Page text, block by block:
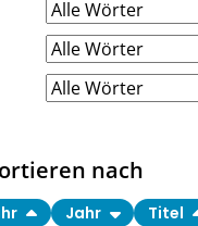
nach
Jahr Titel